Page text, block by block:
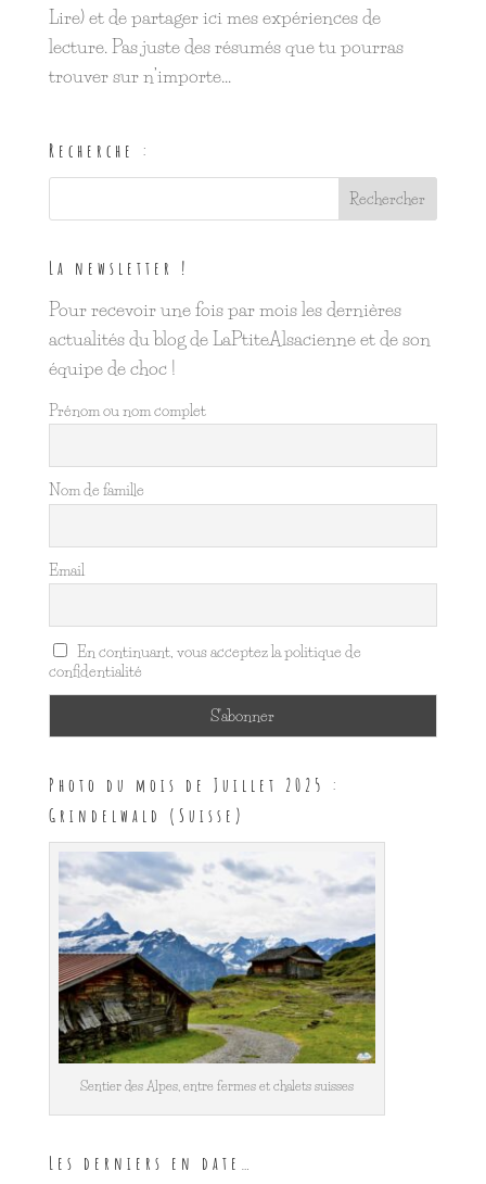
Lire) et de partager ici mes expériences de
lecture. Pas juste des résumés que tu pourras
trouver sur n’importe...
Recherche :
La newsletter !
Pour recevoir une fois par mois les dernières
actualités du blog de LaPtiteAlsacienne et de son
équipe de choc !
Prénom ou nom complet
Nom de famille
Email
En continuant, vous acceptez la politique de
confidentialité
Photo du mois de Juillet 2025 :
Grindelwald (Suisse)
Sentier des Alpes, entre fermes et chalets suisses
Les derniers en date…